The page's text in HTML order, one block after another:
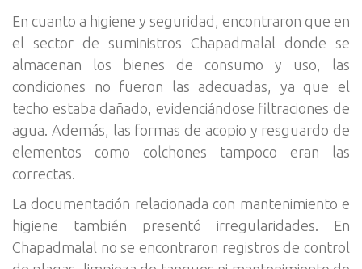
En cuanto a higiene y seguridad, encontraron que en
el sector de suministros Chapadmalal donde se
almacenan los bienes de consumo y uso, las
condiciones no fueron las adecuadas, ya que el
techo estaba dañado, evidenciándose filtraciones de
agua. Además, las formas de acopio y resguardo de
elementos como colchones tampoco eran las
correctas.
La documentación relacionada con mantenimiento e
higiene también presentó irregularidades. En
Chapadmalal no se encontraron registros de control